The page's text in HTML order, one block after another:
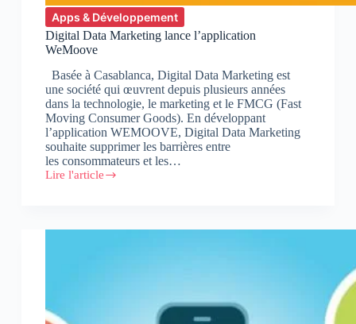
Apps & Développement
Digital Data Marketing lance l’application
WeMoove
Basée à Casablanca, Digital Data Marketing est
une société qui œuvrent depuis plusieurs années
dans la technologie, le marketing et le FMCG (Fast
Moving Consumer Goods). En développant
l’application WEMOOVE, Digital Data Marketing
souhaite supprimer les barrières entre
les consommateurs et les…
Lire l'article
Digital